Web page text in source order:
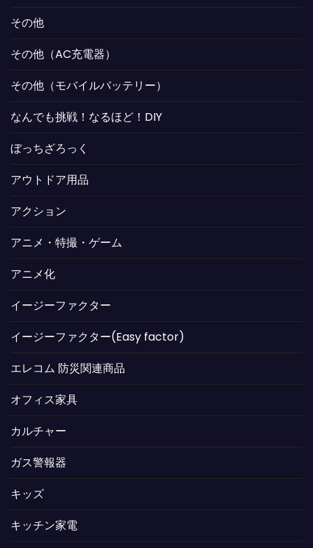
その他
その他（AC充電器）
その他（モバイルバッテリー）
なんでも挑戦！なるほど！DIY
ぼっちざろっく
アウトドア用品
アクション
アニメ・特撮・ゲーム
アニメ化
イージーファクター
イージーファクター(Easy factor)
エレコム 防災関連商品
オフィス家具
カルチャー
ガス警報器
キッズ
キッチン家電